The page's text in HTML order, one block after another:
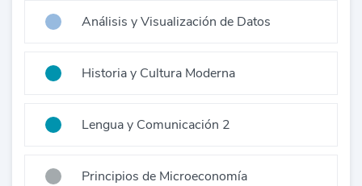
Análisis y Visualización de Datos
Historia y Cultura Moderna
Lengua y Comunicación 2
Principios de Microeconomía